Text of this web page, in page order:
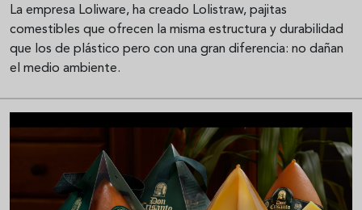
La empresa Loliware, ha creado Lolistraw, pajitas
comestibles que ofrecen la misma estructura y durabilidad
que los de plástico pero con una gran diferencia: no dañan
el medio ambiente.